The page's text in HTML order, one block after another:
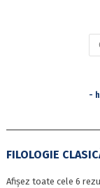
-
FILOLOGIE
Afișez toate cele 6